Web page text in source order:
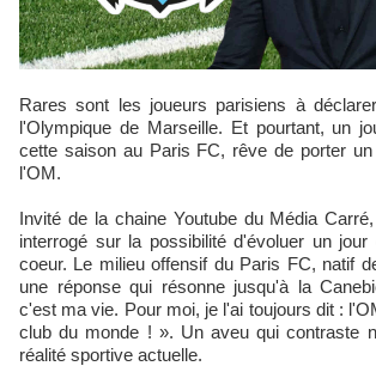
Rares sont les joueurs parisiens à déclarer leur amour pour
l'Olympique de Marseille. Et pourtant, un
cette saison au Paris FC, rêve de porter
l'OM.
Invité de la chaine Youtube du Média
interrogé sur la possibilité d'évoluer un
coeur. Le milieu offensif du Paris FC, natif
une réponse qui résonne jusqu'à la
c'est ma vie. Pour moi, je l'ai toujours dit :
club du monde ! ». Un aveu qui contraste
réalité sportive actuelle.